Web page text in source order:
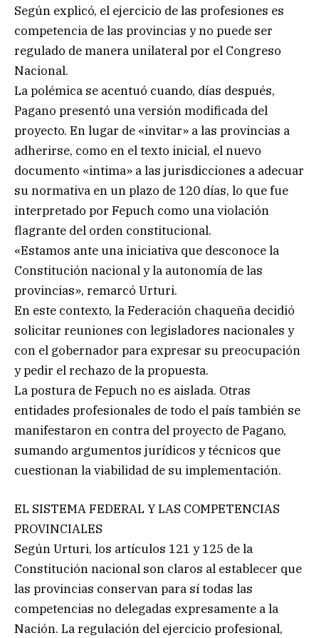
Según explicó, el ejercicio de las profesiones es
competencia de las provincias y no puede ser
regulado de manera unilateral por el Congreso
Nacional.
La polémica se acentuó cuando, días después,
Pagano presentó una versión modificada del
proyecto. En lugar de «invitar» a las provincias a
adherirse, como en el texto inicial, el nuevo
documento «intima» a las jurisdicciones a adecuar
su normativa en un plazo de 120 días, lo que fue
interpretado por Fepuch como una violación
flagrante del orden constitucional.
«Estamos ante una iniciativa que desconoce la
Constitución nacional y la autonomía de las
provincias», remarcó Urturi.
En este contexto, la Federación chaqueña decidió
solicitar reuniones con legisladores nacionales y
con el gobernador para expresar su preocupación
y pedir el rechazo de la propuesta.
La postura de Fepuch no es aislada. Otras
entidades profesionales de todo el país también se
manifestaron en contra del proyecto de Pagano,
sumando argumentos jurídicos y técnicos que
cuestionan la viabilidad de su implementación.
EL SISTEMA FEDERAL Y LAS COMPETENCIAS
PROVINCIALES
Según Urturi, los artículos 121 y 125 de la
Constitución nacional son claros al establecer que
las provincias conservan para sí todas las
competencias no delegadas expresamente a la
Nación. La regulación del ejercicio profesional,